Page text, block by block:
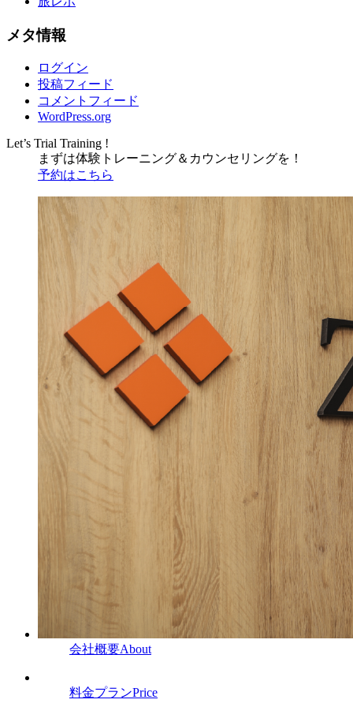
メタ情報
ログイン
投稿フィード
コメントフィード
WordPress.org
Let’s Trial Training !
まずは体験トレーニング＆ カウンセリングを！
予約はこちら
会社概要About
料金プランPrice